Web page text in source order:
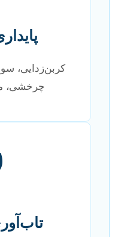
کربن‌زدایی،
چرخشی،